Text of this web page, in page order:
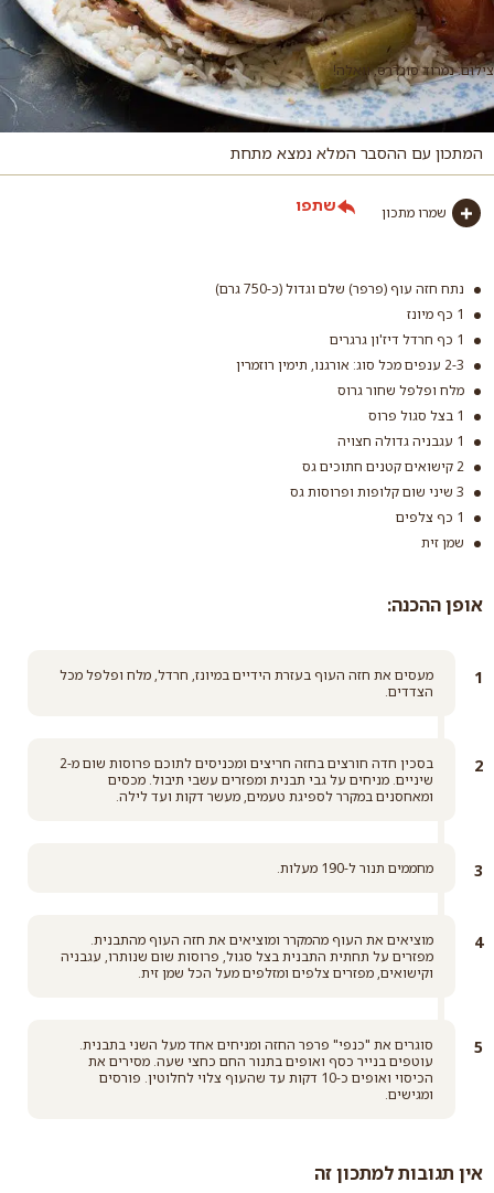
צילום: נמרוד סונדרס, וואלה!
המתכון עם ההסבר המלא נמצא מתחת
שמרו מתכון שתפו
נתח חזה עוף (פרפר) שלם וגדול (כ-750 גרם)
1 כף מיונז
1 כף חרדל דיז'ון גרגרים
2-3 ענפים מכל סוג: אורגנו, תימין רוזמרין
מלח ופלפל שחור גרוס
1 בצל סגול פרוס
1 עגבניה גדולה חצויה
2 קישואים קטנים חתוכים גס
3 שיני שום קלופות ופרוסות גס
1 כף צלפים
שמן זית
אופן ההכנה:
מעסים את חזה העוף בעזרת הידיים במיונז, חרדל, מלח ופלפל מכל
הצדדים.
בסכין חדה חורצים בחזה חריצים ומכניסים לתוכם פרוסות שום מ-2
שיניים. מניחים על גבי תבנית ומפזרים עשבי תיבול. מכסים
ומאחסנים במקרר לספיגת טעמים, מעשר דקות ועד לילה.
מחממים תנור ל-190 מעלות.
מוציאים את העוף מהמקרר ומוציאים את חזה העוף מהתבנית.
מפזרים על תחתית התבנית בצל סגול, פרוסות שום שנותרו, עגבניה
וקישואים, מפזרים צלפים ומזלפים מעל הכל שמן זית.
סוגרים את "כנפי" פרפר החזה ומניחים אחד מעל השני בתבנית.
עוטפים בנייר כסף ואופים בתנור החם כחצי שעה. מסירים את
הכיסוי ואופים כ-10 דקות עד שהעוף צלוי לחלוטין. פורסים
ומגישים.
אין תגובות למתכון זה